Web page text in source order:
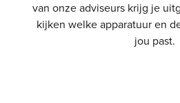
Shop
van onze adviseurs krijg je
kijken welke apparatuur en
jou past.